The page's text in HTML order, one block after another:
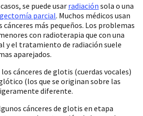
se puede usar radiación sola o una
parcial. Muchos médicos usan
más pequeños. Los problemas
con radioterapia que con una
y el tratamiento de radiación suele
aparejados.
cánceres de glotis (cuerdas vocales)
(los que se originan sobre las
diferente.
cánceres de glotis en etapa